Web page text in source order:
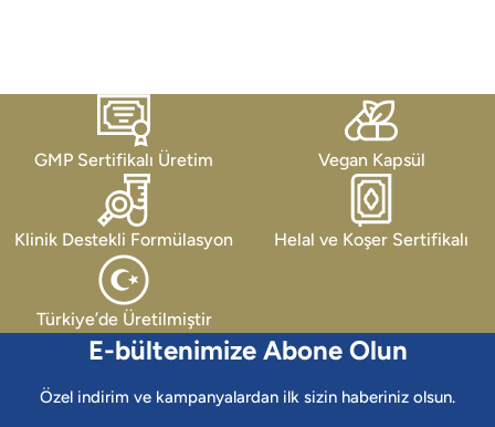
GMP Sertifikalı Üretim Vegan Kapsül
Klinik Destekli Formülasyon Helal ve Koşer Sertifikalı
Türkiye’de Üretilmiştir
E-bültenimize Abone Olun
Özel indirim ve kampanyalardan ilk sizin haberiniz olsun.